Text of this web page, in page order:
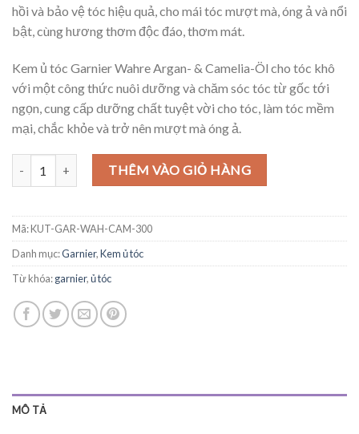
hồi và bảo vệ tóc hiệu quả, cho mái tóc mượt mà, óng ả và nổi
bật, cùng hương thơm độc đáo, thơm mát.
Kem ủ tóc Garnier Wahre Argan- & Camelia-Öl cho tóc khô
với một công thức nuôi dưỡng và chăm sóc tóc từ gốc tới
ngọn, cung cấp dưỡng chất tuyệt vời cho tóc, làm tóc mềm
mại, chắc khỏe và trở nên mượt mà óng ả.
Kem ủ tóc GARNIER Wahre Schätze Argan- & Camelia-Öl cho tóc
THÊM VÀO GIỎ HÀNG
Mã:KUT-GAR-WAH-CAM-300
Danh mục:Garnier,Kem ủ tóc
Từ khóa:garnier,ủ tóc
MÔ TẢ